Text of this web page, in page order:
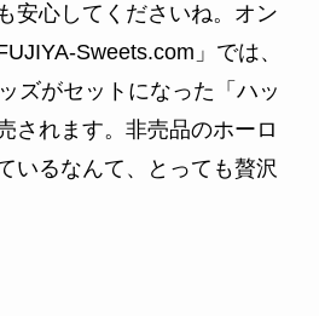
安心してくださいね。オン
Sweets.com」では、
ズがセットになった「ハッ
されます。非売品のホーロ
いるなんて、とっても贅沢